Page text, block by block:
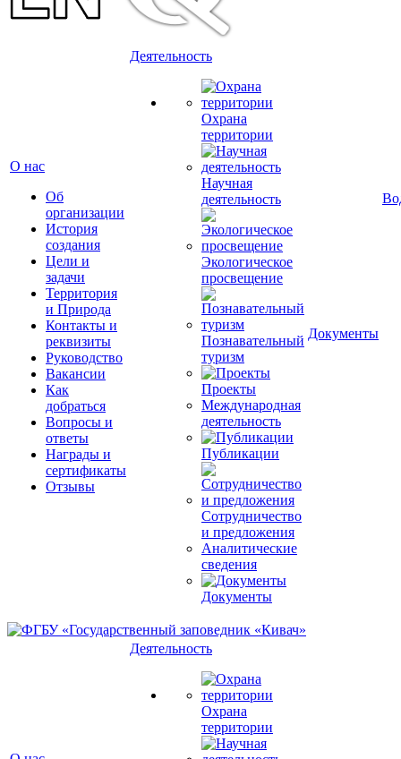
О нас
Об
организации
История
создания
Цели и
задачи
Территория
и Природа
Контакты и
реквизиты
Руководство
Вакансии
Как
добраться
Вопросы и
ответы
Награды и
сертификаты
Отзывы
Деятельность
Охрана
территории
Научная
деятельность
Экологическое
просвещение
Познавательный
туризм
Проекты
Международная
деятельность
Публикации
Сотрудничество
и предложения
Аналитические
сведения
Документы
Документы
Деятельность
Охрана
территории